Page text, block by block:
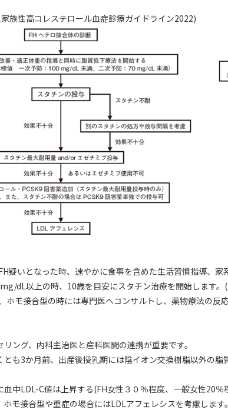
族性高コレステロール血症診療ガイドライン2022)
疑いとなった時、速やかに食事を含めた生活習慣指導、
dL以上の時、10歳を目安にスタチン治療を開始します
ホモ接合型の時には専門医へコンサルトし、薬物療法の反
ング、内科主治医と産科医間の連携が重要です。
とも3か月前、出産後授乳期には陰イオン交換樹脂以外の
血中LDL-C値は上昇する(FH女性３０％程度、一般女性20
モ接合型や重症の場合にはLDLアフェレシスを考慮します。